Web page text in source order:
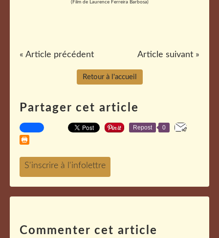
(Film de Laurence Ferreira Barbosa)
« Article précédent Article suivant »
Retour à l'accueil
Partager cet article
Repost 0
Commenter cet article